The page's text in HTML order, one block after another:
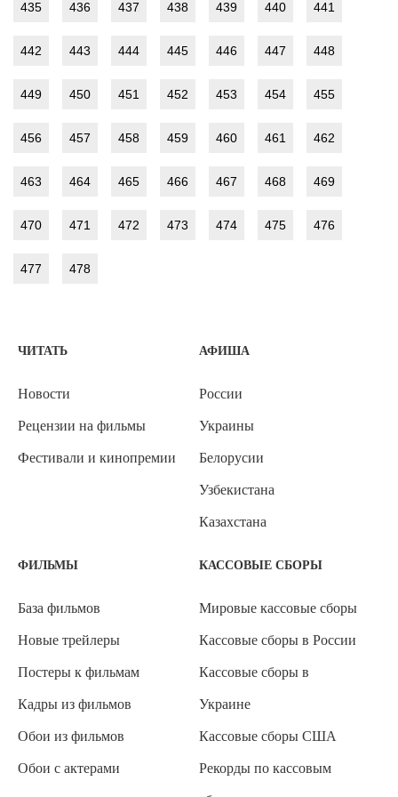
435 436 437 438 439 440 441
442 443 444 445 446 447 448
449 450 451 452 453 454 455
456 457 458 459 460 461 462
463 464 465 466 467 468 469
470 471 472 473 474 475 476
477 478
ЧИТАТЬ
Новости
Рецензии на фильмы
Фестивали и кинопремии
АФИША
России
Украины
Белорусии
Узбекистана
Казахстана
ФИЛЬМЫ
База фильмов
Новые трейлеры
Постеры к фильмам
Кадры из фильмов
Обои из фильмов
Обои с актерами
КАССОВЫЕ СБОРЫ
Мировые кассовые сборы
Кассовые сборы в России
Кассовые сборы в
Украине
Кассовые сборы США
Рекорды по кассовым